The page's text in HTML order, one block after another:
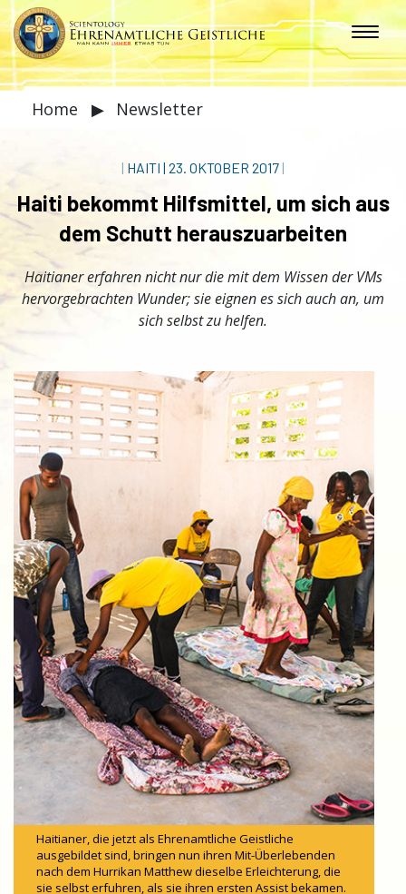
Home ▶ Newsletter
| HAITI | 23. OKTOBER 2017 |
Haiti bekommt Hilfsmittel, um sich aus
dem Schutt herauszuarbeiten
Haitianer erfahren nicht nur die mit dem Wissen der VMs
hervorgebrachten Wunder; sie eignen es sich auch an, um
sich selbst zu helfen.
Haitianer, die jetzt als Ehrenamtliche Geistliche
ausgebildet sind, bringen nun ihren Mit-Überlebenden
nach dem Hurrikan Matthew dieselbe Erleichterung, die
sie selbst erfuhren, als sie ihren ersten Assist bekamen.